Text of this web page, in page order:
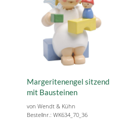
Margeritenengel sitzend
mit Bausteinen
von Wendt & Kühn
Bestellnr.: WK634_70_36